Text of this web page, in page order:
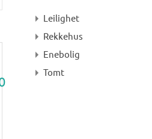
Leilighet
Rekkehus
Enebolig
Tomt